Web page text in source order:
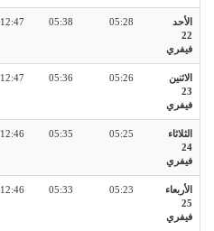
الأحد
22
فيفري
05:28
05:38
12:47
الاثنين
23
فيفري
05:26
05:36
12:47
الثلاثاء
24
فيفري
05:25
05:35
12:46
الأربعاء
25
فيفري
05:23
05:33
12:46